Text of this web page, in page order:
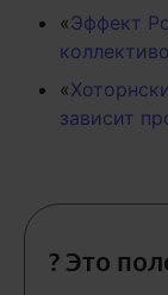
«Эффект
«
зависит
? Это